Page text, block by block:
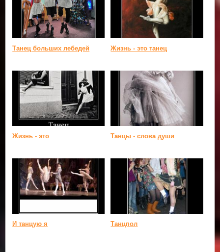
Танец больших лебедей Жизнь - это танец
Жизнь - это Танцы - слова души
И танцую я Танцпол